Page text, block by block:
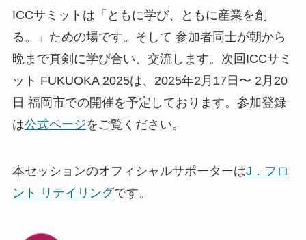
ICCサミットは「ともに学び、ともに産業を創
る。」ための場です。そして 参加者同士が朝から
晩まで真剣に学び合い、交流します。次回ICCサミ
ット FUKUOKA 2025は、2025年2月17日〜 2月20
日 福岡市での開催を予定しております。参加登録
は公式ページをご覧ください。
本セッションのオフィシャルサポーターはJ．フロ
ント リテイリングです。